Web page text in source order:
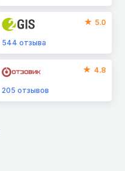
5.0
544отзыва
4.8
205отзывов